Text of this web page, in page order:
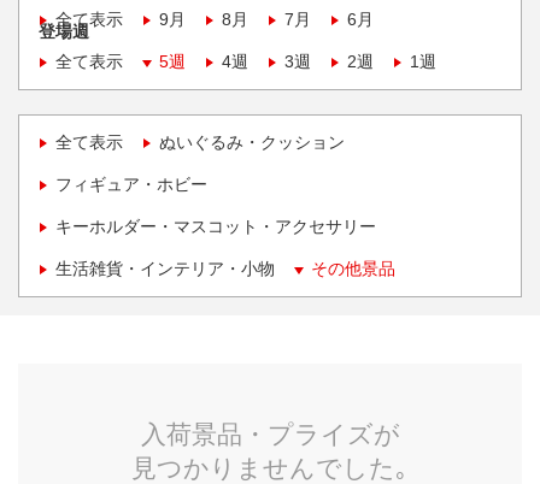
全て表示
9月 8月 7月 6月
登場週
全て表示
5週 4週 3週 2週 1週
全て表示 ぬいぐるみ・クッション
フィギュア・ホビー
キーホルダー・マスコット・アクセサリー
生活雑貨・インテリア・小物 その他景品